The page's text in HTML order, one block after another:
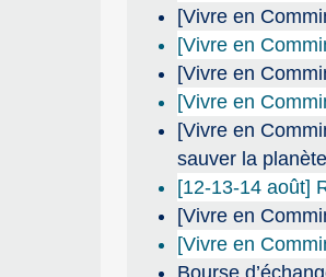
[Vivre en
[Vivre en
[Vivre en
[Vivre en
[Vivre en
sauver la planète
[12-13-14 août]
[Vivre en
[Vivre en
Bourse